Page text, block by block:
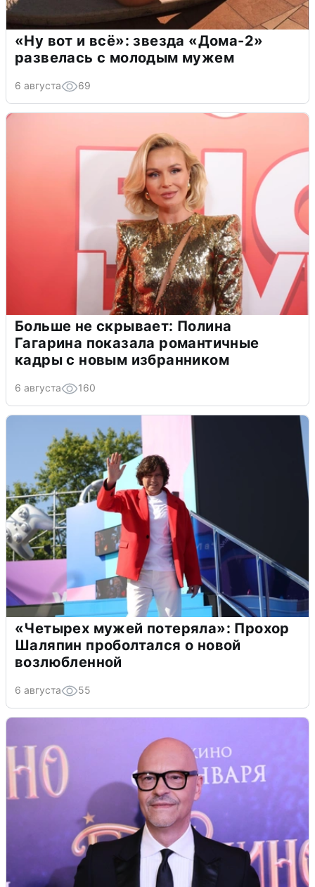
«Ну вот и всё»: звезда «Дома-2»
развелась с молодым мужем
6 августа 69
Больше не скрывает: Полина
Гагарина показала романтичные
кадры с новым избранником
6 августа 160
«Четырех мужей потеряла»: Прохор
Шаляпин проболтался о новой
возлюбленной
6 августа 55